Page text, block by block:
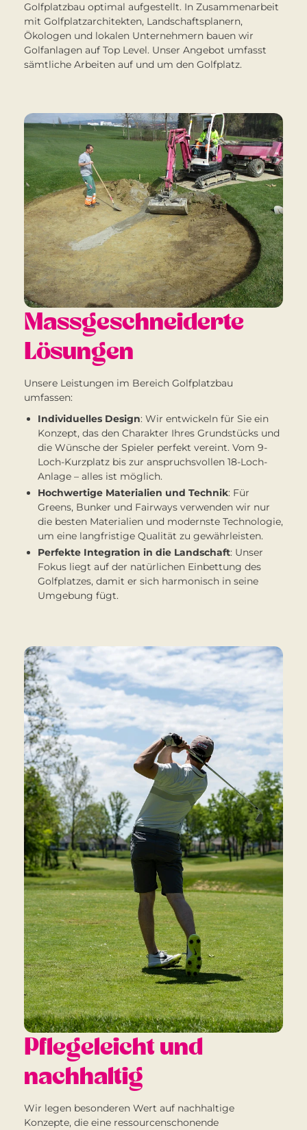
Golfplatzbau optimal aufgestellt. In Zusammenarbeit
mit Golfplatzarchitekten, Landschaftsplanern,
Ökologen und lokalen Unternehmern bauen wir
Golfanlagen auf Top Level. Unser Angebot umfasst
sämtliche Arbeiten auf und um den Golfplatz.
Massgeschneiderte
Lösungen
Unsere Leistungen im Bereich Golfplatzbau
umfassen:
Individuelles Design: Wir entwickeln für Sie ein
Konzept, das den Charakter Ihres Grundstücks und
die Wünsche der Spieler perfekt vereint. Vom 9-
Loch-Kurzplatz bis zur anspruchsvollen 18-Loch-
Anlage – alles ist möglich.
Hochwertige Materialien und Technik: Für
Greens, Bunker und Fairways verwenden wir nur
die besten Materialien und modernste Technologie,
um eine langfristige Qualität zu gewährleisten.
Perfekte Integration in die Landschaft: Unser
Fokus liegt auf der natürlichen Einbettung des
Golfplatzes, damit er sich harmonisch in seine
Umgebung fügt.
Pflegeleicht und
nachhaltig
Wir legen besonderen Wert auf nachhaltige
Konzepte, die eine ressourcenschonende